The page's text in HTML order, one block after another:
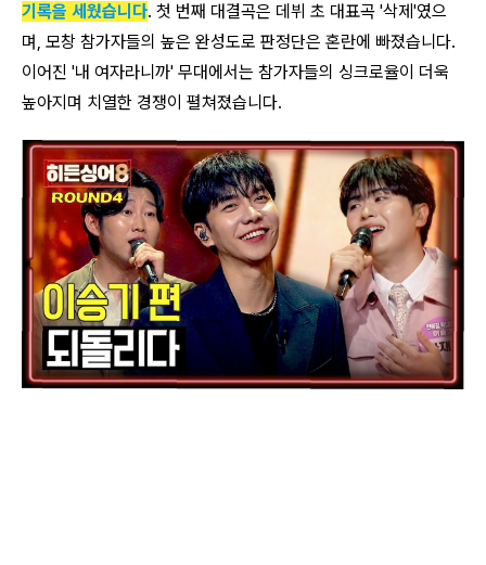
기록을 세웠습니다. 첫 번째 대결곡은 데뷔 초 대표곡 '삭제'였으
며, 모창 참가자들의 높은 완성도로 판정단은 혼란에 빠졌습니다.
이어진 '내 여자라니까' 무대에서는 참가자들의 싱크로율이 더욱
높아지며 치열한 경쟁이 펼쳐졌습니다.